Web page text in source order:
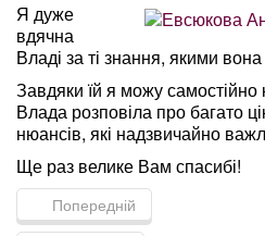
Я дуже
вдячна
Владі за ті знання, якими
Завдяки їй я можу самостійно
Влада розповіла про багато
нюансів, які надзвичайно
Ще раз велике Вам спасибі!
Попередній